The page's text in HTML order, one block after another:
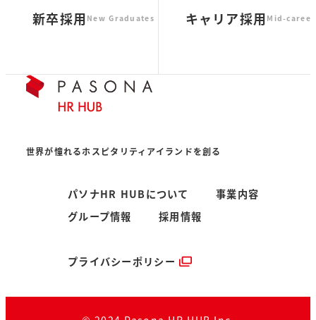
新卒採用 New Graduates キャリア採用 Mid-career
世界が憧れるホスピタリティアイランドを創る
パソナHR HUBについて
事業内容
グループ情報
採用情報
プライバシーポリシー